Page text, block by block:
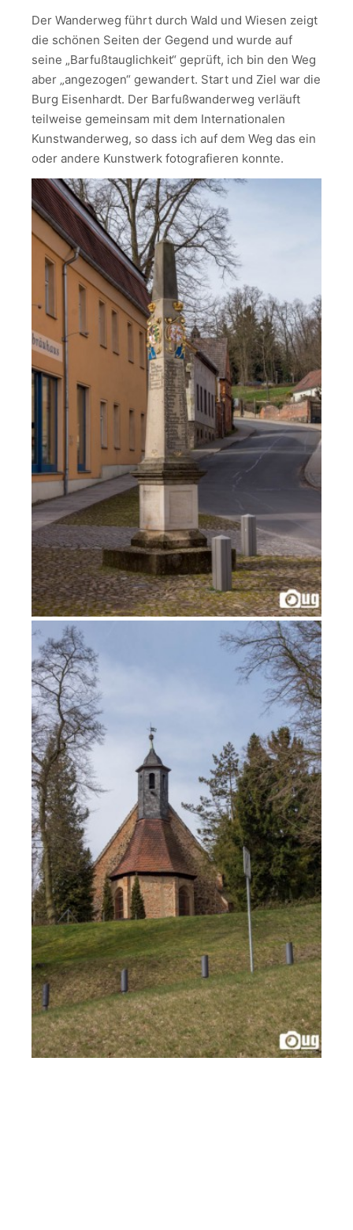
Der Wanderweg führt durch Wald und Wiesen zeigt
die schönen Seiten der Gegend und wurde auf
seine „Barfußtauglichkeit“ geprüft, ich bin den Weg
aber „angezogen“ gewandert. Start und Ziel war die
Burg Eisenhardt. Der Barfußwanderweg verläuft
teilweise gemeinsam mit dem Internationalen
Kunstwanderweg, so dass ich auf dem Weg das ein
oder andere Kunstwerk fotografieren konnte.